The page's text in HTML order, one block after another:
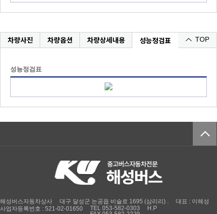
차량사진 차량옵션 차량상세내용 성능정검표 TOP
성능정검표
해성버스자동차상사 대구 달성군 논공읍 비슬로 1695 (삼리리) .
대표 : 이해성
사업자등록번호 : 521-02-01650
TEL 053-582-0303
H.P